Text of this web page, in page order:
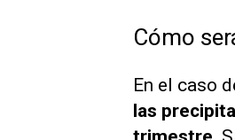
Cómo
En el caso
las